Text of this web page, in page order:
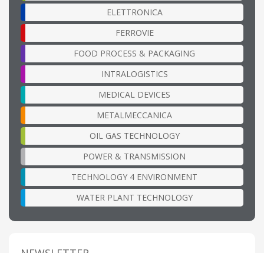
ELETTRONICA
FERROVIE
FOOD PROCESS & PACKAGING
INTRALOGISTICS
MEDICAL DEVICES
METALMECCANICA
OIL GAS TECHNOLOGY
POWER & TRANSMISSION
TECHNOLOGY 4 ENVIRONMENT
WATER PLANT TECHNOLOGY